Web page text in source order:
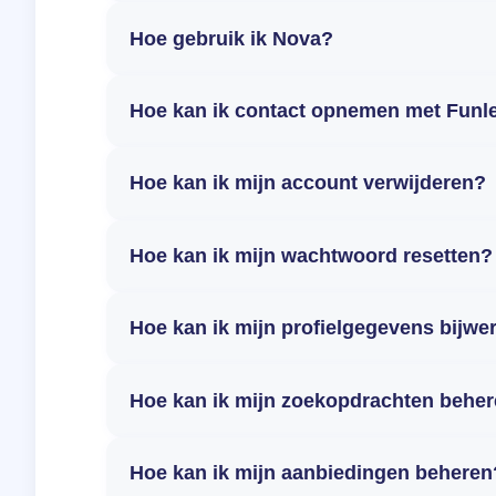
Hoe gebruik ik Nova?
Hoe kan ik contact opnemen met
Hoe kan ik mijn account verwijderen?
Hoe kan ik mijn wachtwoord resetten?
Hoe kan ik mijn profielgegevens
Hoe kan ik mijn zoekopdrachten
Hoe kan ik mijn aanbiedingen